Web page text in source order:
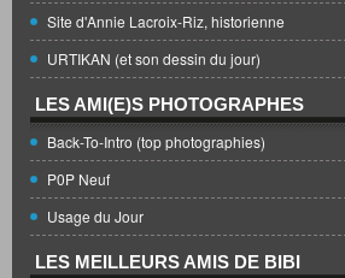
Site d'Annie Lacroix-Riz, historienne
URTIKAN (et son dessin du jour)
LES AMI(E)S PHOTOGRAPHES
Back-To-Intro (top photographies)
P0P Neuf
Usage du Jour
LES MEILLEURS AMIS DE BIBI